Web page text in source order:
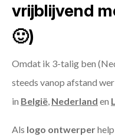
vrijblijvend
🙂)
Omdat ik 3-talig ben
steeds vanop afstand
in België, Nederland en
Als logo ontwerper